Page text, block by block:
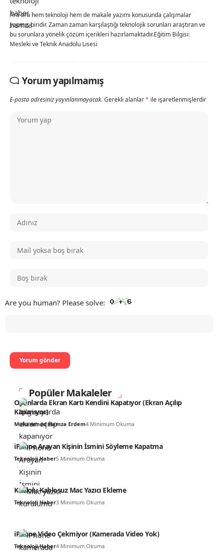
Ara ara hem teknoloji hem de makale yazımı konusunda çalışmalar
yapmış biridir. Zaman zaman karşılaştığı teknolojik sorunları araştıran ve
bu sorunlara yönelik çözüm içerikleri hazırlamaktadır.Eğitim Bilgisi:
Mesleki ve Teknik Anadolu Lisesi
Yorum yapılmamış
E-posta adresiniz yayınlanmayacak. Gerekli alanlar* ile işaretlenmişlerdir
Are you human? Please solve:
Popüler Makaleler
Oyunlarda Ekran Kartı Kendini Kapatıyor (Ekran Açılıp
Kapanıyor)
Muhammed Hamza Erdem4 Minimum Okuma
iPhone Arayan Kişinin İsmini Söyleme Kapatma
Teknoloji Haber5 Minimum Okuma
Kablolu Kablosuz Mac Yazıcı Ekleme
Teknoloji Haber3 Minimum Okuma
iPhone Video Çekmiyor (Kamerada Video Yok)
Teknoloji Haber4 Minimum Okuma